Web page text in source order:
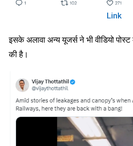
Link
इसके अलावा अन्य यूजर्स ने भी वीडियो
की है।